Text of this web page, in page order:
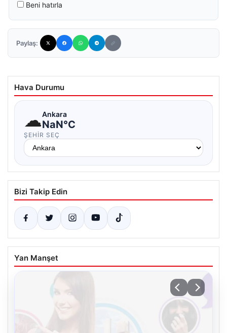
Beni hatırla
Paylaş:
Hava Durumu
☁Ankara
NaN°C
ŞEHIR SEÇ
Bizi Takip Edin
Yan Manşet